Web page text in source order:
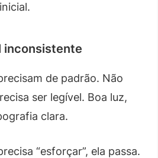
inconsistente
de padrão. Não
ser legível. Boa luz,
clara.
“esforçar”, ela passa.